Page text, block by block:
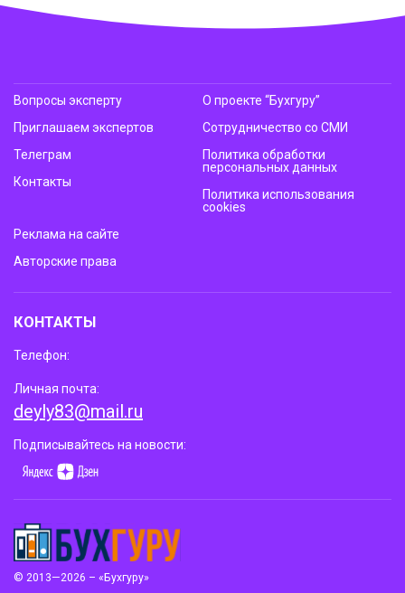
© 2013—2026 – «Бухгуру»
Вопросы эксперту
Приглашаем экспертов
Телеграм
Контакты
О проекте “Бухгуру”
Сотрудничество со СМИ
Политика обработки
персональных данных
Политика использования
cookies
Реклама на сайте
Авторские права
КОНТАКТЫ
Телефон:
Личная почта:
deyly83@mail.ru
Подписывайтесь на новости: